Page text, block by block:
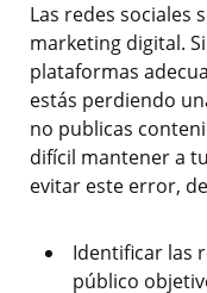
Las redes sociales
marketing digital.
plataformas
estás perdiendo
no publicas
difícil mantener a
evitar este error,
Identificar las
público